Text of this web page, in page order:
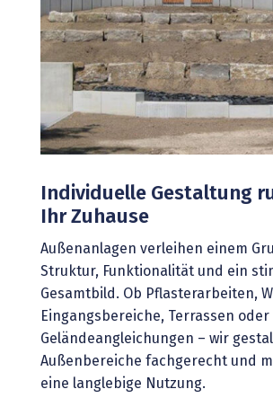
Individuelle Gestaltung
Ihr Zuhause
Außenanlagen verleihen einem
Struktur, Funktionalität und ein
Gesamtbild. Ob Pflasterarbeiten,
Eingangsbereiche, Terrassen oder
Geländeangleichungen – wir
Außenbereiche fachgerecht und
eine langlebige Nutzung.